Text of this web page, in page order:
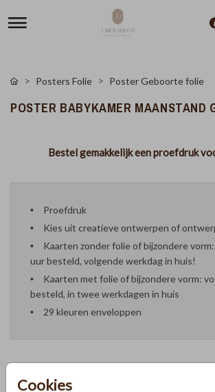
Cookies
Posters Folie Poster Geboorte folie
POSTER BABYKAMER MAANSTAND
Bestel gemakkelijk een proefdruk
Proefdruk
Kies uit creatieve ontwerpen of
Kaarten zonder folie of bijzondere
uur besteld, volgende werkdag in huis!
Kaarten met folie of bijzondere vorm:
besteld, in twee werkdagen in huis
29 kleuren enveloppen